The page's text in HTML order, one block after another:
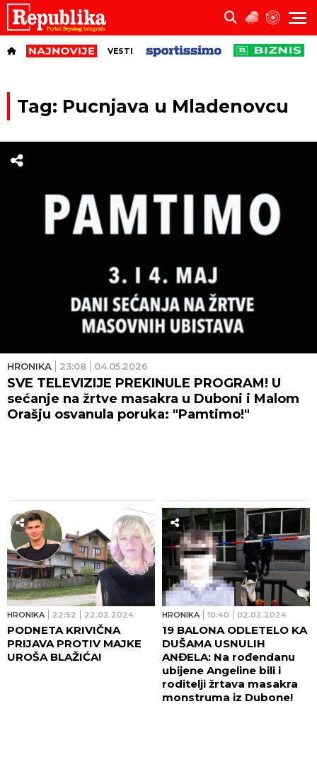
VESTI
Tag: Pucnjava u Mladenovcu
HRONIKA 23:08 04.05.2026
SVE TELEVIZIJE PREKINULE PROGRAM! U
sećanje na žrtve masakra u Duboni i Malom
Orašju osvanula poruka: "Pamtimo!"
HRONIKA 22:52 22.02.2024
PODNETA KRIVIČNA
PRIJAVA PROTIV MAJKE
UROŠA BLAŽIĆA!
HRONIKA 10:40 02.02.2024
19 BALONA ODLETELO KA
DUŠAMA USNULIH
ANĐELA: Na rođendanu
ubijene Angeline bili i
roditelji žrtava masakra
monstruma iz Dubone!